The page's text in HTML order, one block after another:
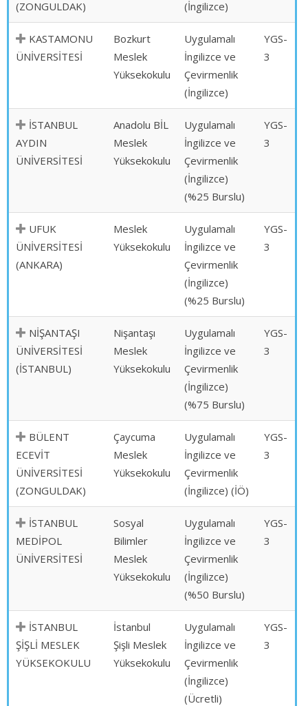
(ZONGULDAK) (İngilizce)
KASTAMONU
ÜNİVERSİTESİ
Bozkurt
Meslek
Yüksekokulu
Uygulamalı
İngilizce ve
Çevirmenlik
(İngilizce)
YGS-
3
İSTANBUL
AYDIN
ÜNİVERSİTESİ
Anadolu BİL
Meslek
Yüksekokulu
Uygulamalı
İngilizce ve
Çevirmenlik
(İngilizce)
(%25 Burslu)
YGS-
3
UFUK
ÜNİVERSİTESİ
(ANKARA)
Meslek
Yüksekokulu
Uygulamalı
İngilizce ve
Çevirmenlik
(İngilizce)
(%25 Burslu)
YGS-
3
NİŞANTAŞI
ÜNİVERSİTESİ
(İSTANBUL)
Nişantaşı
Meslek
Yüksekokulu
Uygulamalı
İngilizce ve
Çevirmenlik
(İngilizce)
(%75 Burslu)
YGS-
3
BÜLENT
ECEVİT
ÜNİVERSİTESİ
(ZONGULDAK)
Çaycuma
Meslek
Yüksekokulu
Uygulamalı
İngilizce ve
Çevirmenlik
(İngilizce) (İÖ)
YGS-
3
İSTANBUL
MEDİPOL
ÜNİVERSİTESİ
Sosyal
Bilimler
Meslek
Yüksekokulu
Uygulamalı
İngilizce ve
Çevirmenlik
(İngilizce)
(%50 Burslu)
YGS-
3
İSTANBUL
ŞİŞLİ MESLEK
YÜKSEKOKULU
İstanbul
Şişli Meslek
Yüksekokulu
Uygulamalı
İngilizce ve
Çevirmenlik
(İngilizce)
(Ücretli)
YGS-
3